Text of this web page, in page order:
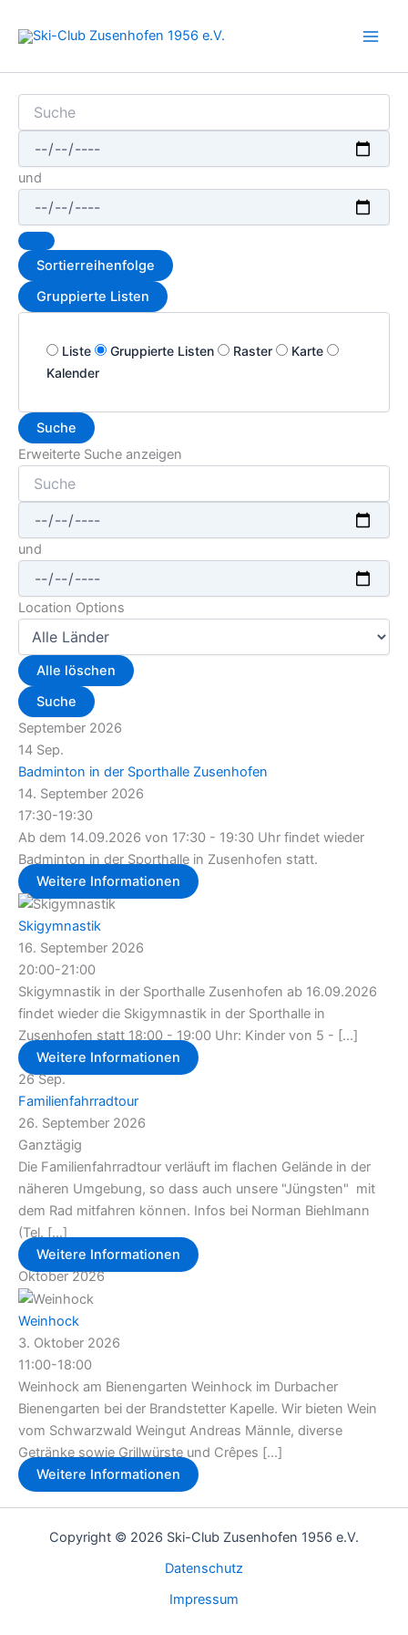
Inhalt
Suche
und
Sortierreihenfolge
Gruppierte Listen
Anzeigetyp
für
Liste Gruppierte Listen Raster
Karte
Kalender
Suche
Erweiterte Suche anzeigen
Suche
und
Location Options
Land
Alle löschen
Suche
September 2026
14 Sep.
Badminton in der Sporthalle Zusenhofen
14. September 2026
17:30-19:30
Ab dem 14.09.2026 von 17:30 - 19:30 Uhr findet wieder
Badminton in der Sporthalle in Zusenhofen statt.
Weitere Informationen
Skigymnastik
16. September 2026
20:00-21:00
Skigymnastik in der Sporthalle Zusenhofen ab 16.09.2026
findet wieder die Skigymnastik in der Sporthalle in
Zusenhofen statt 18:00 - 19:00 Uhr: Kinder von 5 - [...]
Weitere Informationen
26 Sep.
Familienfahrradtour
26. September 2026
Ganztägig
Die Familienfahrradtour verläuft im flachen Gelände in der
näheren Umgebung, so dass auch unsere "Jüngsten" mit
dem Rad mitfahren können. Infos bei Norman Biehlmann
(Tel. [...]
Weitere Informationen
Oktober 2026
Weinhock
3. Oktober 2026
11:00-18:00
Weinhock am Bienengarten Weinhock im Durbacher
Bienengarten bei der Brandstetter Kapelle. Wir bieten Wein
vom Schwarzwald Weingut Andreas Männle, diverse
Getränke sowie Grillwürste und Crêpes [...]
Weitere Informationen
Copyright © 2026 Ski-Club Zusenhofen 1956 e.V.
Datenschutz
Impressum